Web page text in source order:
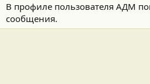
В профиле пользователя АДМ
сообщения.